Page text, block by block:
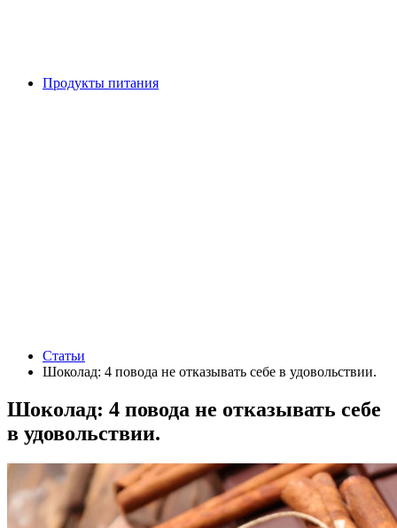
Продукты питания
Статьи
Шоколад: 4 повода не отказывать себе в удовольствии.
Шоколад: 4 повода не отказывать себе
в удовольствии.